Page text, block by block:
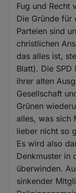
Fug und Recht
Die Gründe für
Parteien sind
christlichen
das alles ist,
Blatt). Die SPD
ihrer alten
Gesellschaft
Grünen
alles, was sich
lieber nicht so
Es wird also
Denkmuster in
überwinden.
sinkender